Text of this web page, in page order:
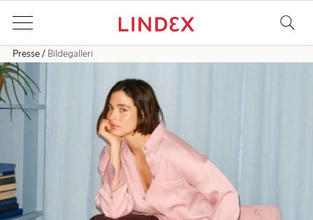
Presse Bildegalleri